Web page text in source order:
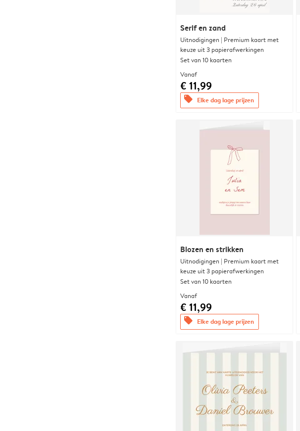
Serif en zand
Uitnodigingen | Premium kaart met
keuze uit 3 papierafwerkingen
Set van 10 kaarten
Vanaf
€ 11,99
offers Elke dag lage prijzen
Blozen en strikken
Uitnodigingen | Premium kaart met
keuze uit 3 papierafwerkingen
Set van 10 kaarten
Vanaf
€ 11,99
offers Elke dag lage prijzen